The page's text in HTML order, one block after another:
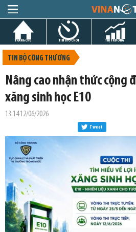
TRANG CHỦ TIN GIỜ CHÓT THỊ TRƯỜNG
TIN BỘ CÔNG THƯƠNG
Nâng cao nhận thức cộng
xăng sinh học E10
13:14 12/06/2026
Tweet